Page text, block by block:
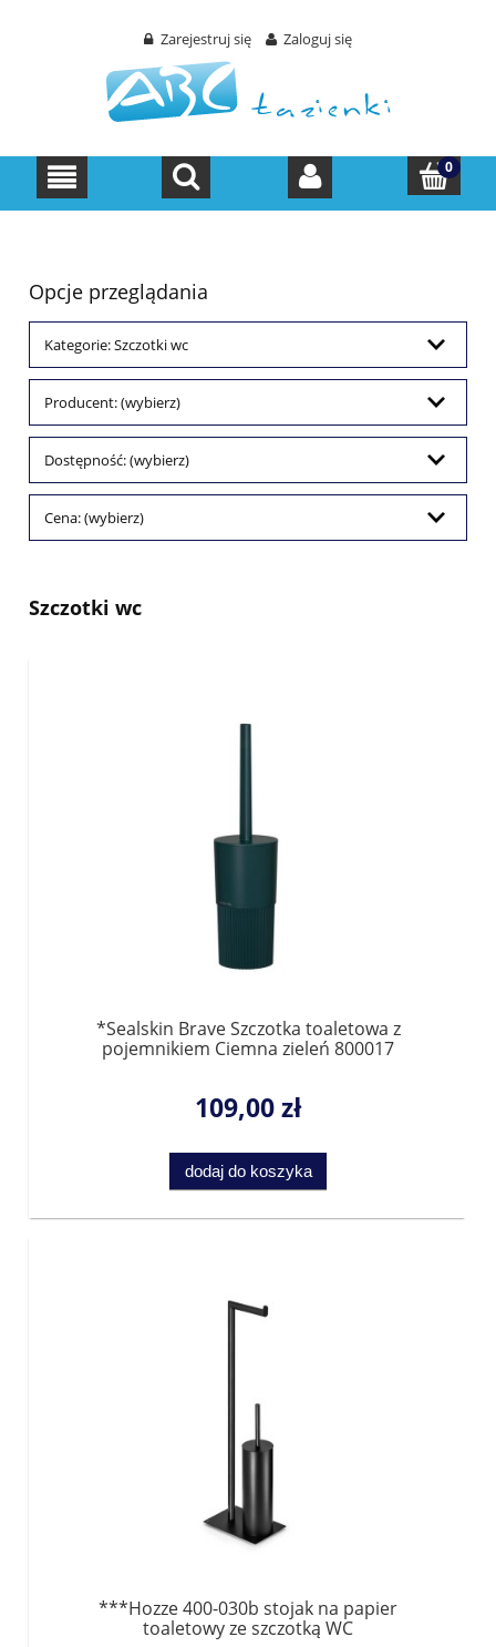
Zarejestruj się Zaloguj się
Opcje przeglądania
Kategorie: Szczotki wc
Producent: (wybierz)
Dostępność: (wybierz)
Cena: (wybierz)
Szczotki wc
*Sealskin Brave Szczotka toaletowa z
pojemnikiem Ciemna zieleń 800017
109,00 zł
dodaj do koszyka
***Hozze 400-030b stojak na papier
toaletowy ze szczotką WC